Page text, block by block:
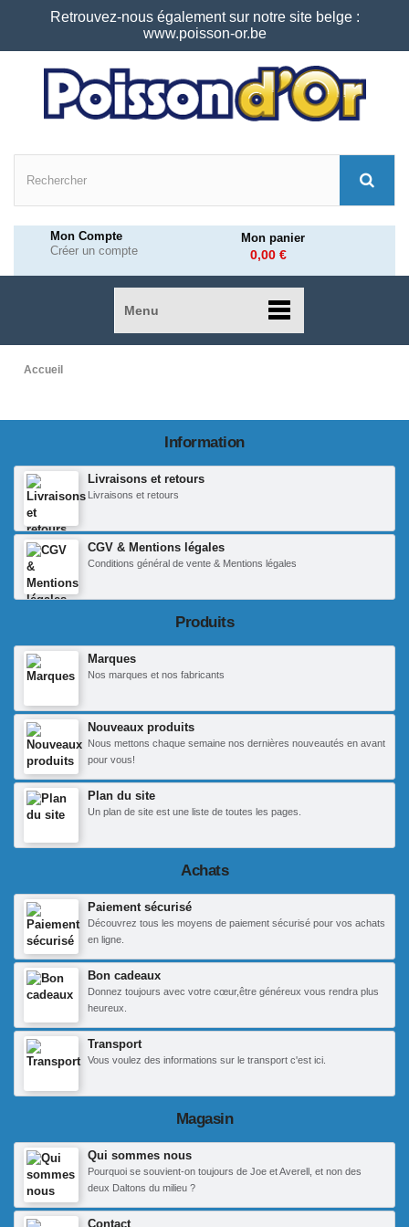
Retrouvez-nous également sur notre site belge :
www.poisson-or.be
Mon Compte
Créer un compte
Mon panier
0,00 €
Menu
Accueil
Information
Livraisons et retours
Livraisons et retours
CGV & Mentions légales
Conditions général de vente & Mentions légales
Produits
Marques
Nos marques et nos fabricants
Nouveaux produits
Nous mettons chaque semaine nos dernières nouveautés en avant
pour vous!
Plan du site
Un plan de site est une liste de toutes les pages.
Achats
Paiement sécurisé
Découvrez tous les moyens de paiement sécurisé pour vos achats
en ligne.
Bon cadeaux
Donnez toujours avec votre cœur,être généreux vous rendra plus
heureux.
Transport
Vous voulez des informations sur le transport c'est ici.
Magasin
Qui sommes nous
Pourquoi se souvient-on toujours de Joe et Averell, et non des
deux Daltons du milieu ?
Contact